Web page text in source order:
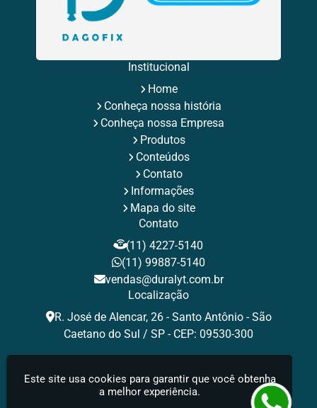
Rebite de Repuxo Tamanhos
Rebite Inox
Rebite Mega Grip
Rebite Multigrip
Rebite Orlock
Rebites Aba Larga
Rebites Estruturais
Rebites para Fixação Industrial
Rebites Pop
Rebites Pop de Aluminio
Rebites Repuxo
Rebites Tubulares
Tamanhos de Rebites Pop
Tipos de Rebites de Repuxo
Institucional
Home
Conheça nossa história
Conheça nossa Empresa
Produtos
Conteúdos
Contato
Informações
Mapa do site
Contato
(11) 4227-5140
(11) 99887-5140
vendas@duralyt.com.br
Localização
R. José de Alencar, 26 - Santo Antônio - São
Caetano do Sul / SP - CEP: 09530-300
Este site usa cookies para garantir que você obtenha
a melhor experiência.